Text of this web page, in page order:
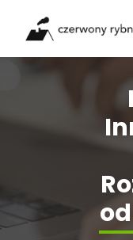
content